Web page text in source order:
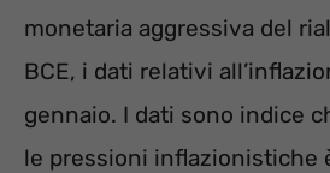
monetaria aggressiva del
BCE, i dati relativi
gennaio. I dati sono indice
le pressioni inflazionistiche